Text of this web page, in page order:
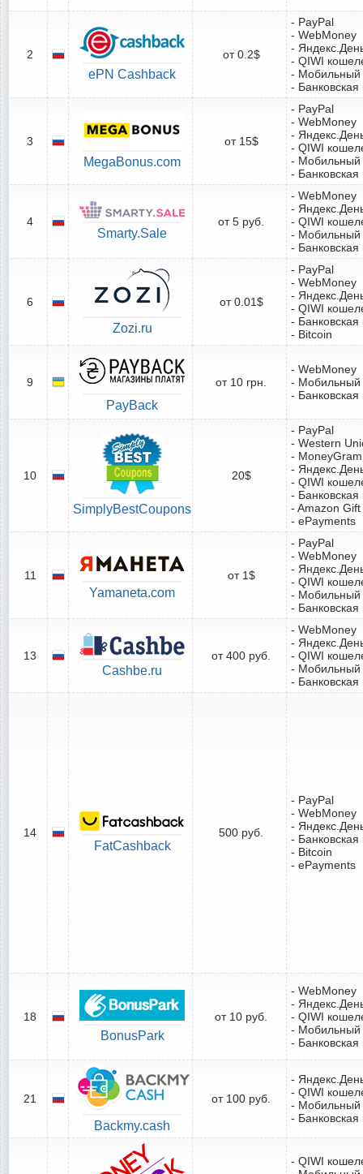
2
ePN Cashback
от 0.2$
- PayPal
- WebMoney
-
- QIWI
- Мобильный
-
3
MegaBonus.com
от 15$
- PayPal
- WebMoney
-
- QIWI
- Мобильный
-
4
Smarty.Sale
от 5 руб.
- WebMoney
-
- QIWI
- Мобильный
-
6
Zozi.ru
от 0.01$
- PayPal
- WebMoney
-
- QIWI
-
- Bitcoin
9
PayBack
от 10 грн.
- WebMoney
- Мобильный
-
10
SimplyBestCoupons
20$
- PayPal
- Western
- MoneyGram
-
- QIWI
-
- Amazon
- ePayments
11
Yamaneta.com
от 1$
- PayPal
- WebMoney
-
- QIWI
- Мобильный
-
13
Cashbe.ru
от 400 руб.
- WebMoney
-
- QIWI
- Мобильный
-
14
FatCashback
500 руб.
- PayPal
- WebMoney
-
-
- Bitcoin
- ePayments
18
BonusPark
от 10 руб.
- WebMoney
-
- QIWI
- Мобильный
-
21
Backmy.cash
от 100 руб.
-
- QIWI
- Мобильный
-
- QIWI